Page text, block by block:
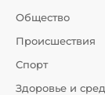
Общество
Происшествия
Спорт
Здоровье и